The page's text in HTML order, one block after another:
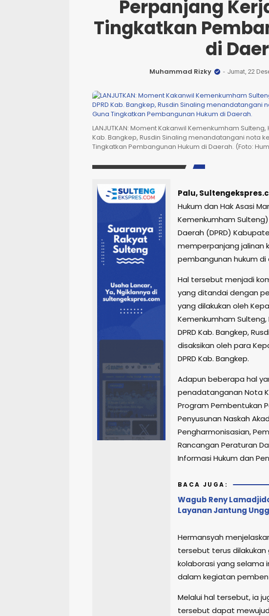
Perpanjang
Tingkatkan
di
Muhammad Rizky Jumat, 22
LANJUTKAN: Moment Kakanwil Kemenkumham
Kab. Bangkep, Rusdin Sinaling menandatangani nota
Tingkatkan Pembangunan Hukum di Daerah. (Foto:
Palu,
Hukum dan Hak Asasi
Kemenkumham
Daerah (DPRD)
memperpanjang jalinan
pembangunan hukum di
Hal tersebut menjadi
yang ditandai dengan
yang dilakukan oleh
Kemenkumham
DPRD Kab. Bangkep,
disaksikan oleh para
DPRD Kab. Bangkep.
Adapun beberapa hal
penadatanganan Nota
Program Pembentukan
Penyusunan Naskah
Pengharmonisasian,
Rancangan Peraturan
Informasi Hukum dan
BACA JUGA:
Wagub Reny
Layanan Jantung
Hermansyah
tersebut terus
kolaborasi yang selama
dalam kegiatan
Melalui hal tersebut, ia
tersebut dapat